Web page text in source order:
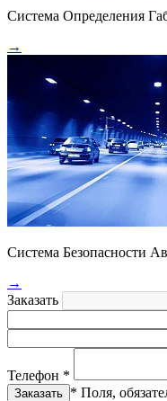
Система Определения
→
Система Безопасности
→
Заказать
Телефон *
* Поля,